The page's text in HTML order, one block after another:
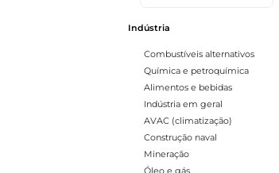
Indústria
Combustíveis alternativos
Química e petroquímica
Alimentos e bebidas
Indústria em geral
AVAC (climatização)
Construção naval
Mineração
Óleo e gás